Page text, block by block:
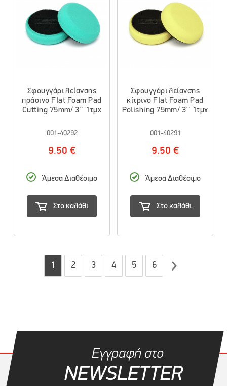
Σφουγγάρι λείανσης
πράσινο Flat Foam Pad
Cutting 75mm/ 3'' 1τμχ
001-40292
9.50 €
Άμεσα Διαθέσιμο
Στο καλάθι
Σφουγγάρι λείανσης
κίτρινο Flat Foam Pad
Polishing 75mm/ 3'' 1τμχ
001-40291
9.50 €
Άμεσα Διαθέσιμο
Στο καλάθι
1 2 3 4 5 6
Εγγραφή στο
NEWSLETTER